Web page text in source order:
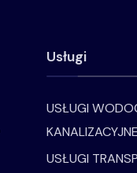
Usługi
USŁUGI
KANALIZACYJNE
USŁUGI